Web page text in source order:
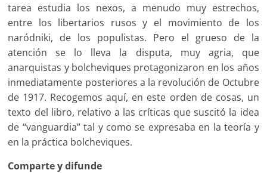
tarea estudia los nexos, a menudo muy estrechos,
entre los libertarios rusos y el movimiento de los
naródniki, de los populistas. Pero el grueso de la
atención se lo lleva la disputa, muy agria, que
anarquistas y bolcheviques protagonizaron en los años
inmediatamente posteriores a la revolución de Octubre
de 1917. Recogemos aquí, en este orden de cosas, un
texto del libro, relativo a las críticas que suscitó la idea
de “vanguardia” tal y como se expresaba en la teoría y
en la práctica bolcheviques.
Comparte y difunde